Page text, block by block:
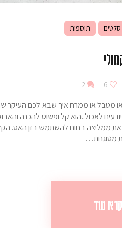
סלטים תוספות
6
2
מטבל או ממרח איך שבא לכם העיקר
לאכול..הוא קל ופשוט להכנה
ממליצה בחום להשתמש בזן האס.
מטוגנות…
קרא עוד